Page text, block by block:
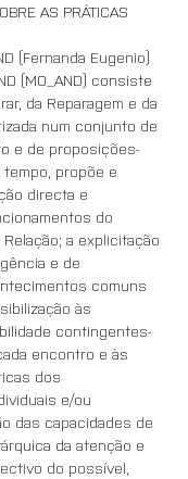
AS PRÁTICAS
(Fernanda Eugenio)
(MO_AND) consiste
da Reparagem e da
num conjunto de
e de proposições-
propõe e
directa e
do
a explicitação
e de
comuns
às
contingentes-
encontro e às
dos
e/ou
das capacidades de
da atenção e
do possível,